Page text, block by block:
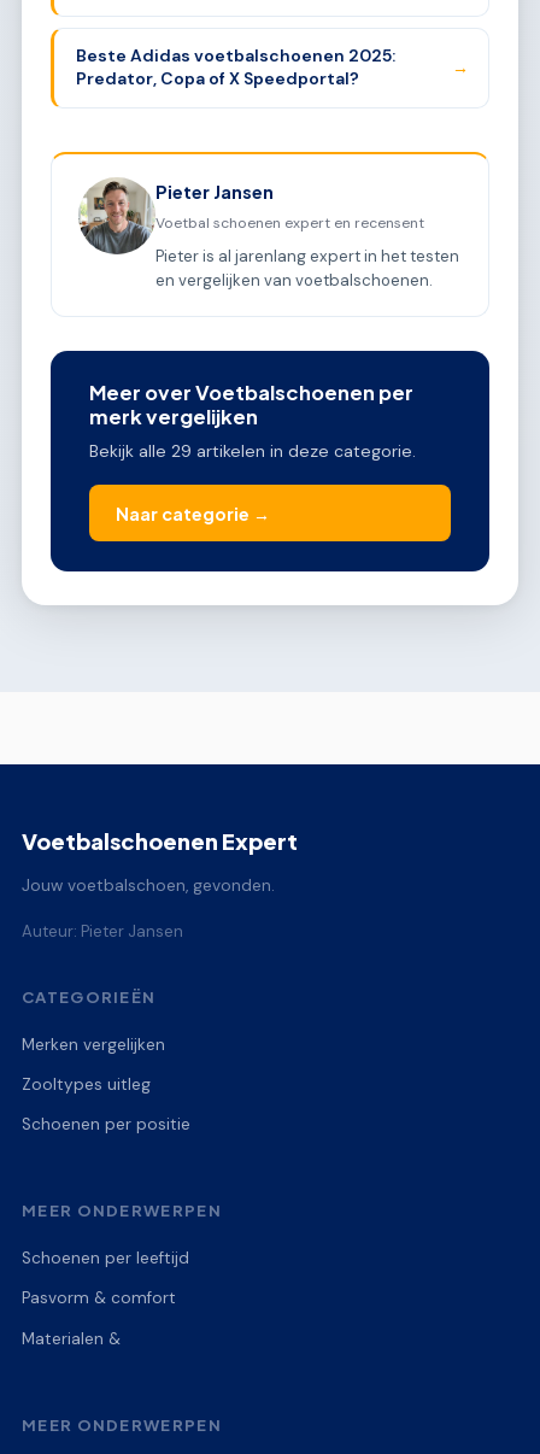
Beste Adidas voetbalschoenen 2025:
Predator, Copa of X Speedportal?
→
Pieter Jansen
Voetbal schoenen expert en recensent
Pieter is al jarenlang expert in het testen
en vergelijken van voetbalschoenen.
Meer over Voetbalschoenen per
merk vergelijken
Bekijk alle 29 artikelen in deze categorie.
Naar categorie →
Voetbalschoenen Expert
Jouw voetbalschoen, gevonden.
Auteur: Pieter Jansen
CATEGORIEËN
Merken vergelijken
Zooltypes uitleg
Schoenen per positie
MEER ONDERWERPEN
Schoenen per leeftijd
Pasvorm & comfort
Materialen &
MEER ONDERWERPEN